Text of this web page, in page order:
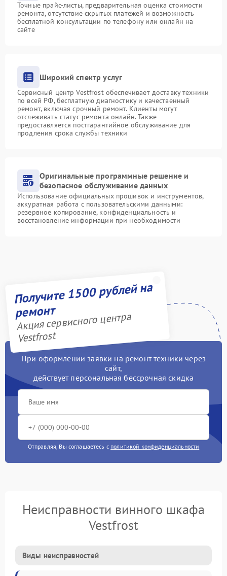
Точные прайс-листы, предварительная оценка стоимости
ремонта, отсутствие скрытых платежей и возможность
бесплатной консультации по телефону или онлайн на
сайте
Широкий спектр услуг
Сервисный центр Vestfrost обеспечивает доставку техники
по всей РФ, бесплатную диагностику и качественный
ремонт, включая срочный ремонт. Клиенты могут
отслеживать статус ремонта онлайн. Также
предоставляется постгарантийное обслуживание для
продления срока службы техники
Оригинальные программные решение и
безопасное обслуживание данных
Использование официальных прошивок и инструментов,
аккуратная работа с пользовательскими данными:
резервное копирование, конфиденциальность и
восстановление информации при необходимости
Получите 1500 рублей на
ремонт
Акция сервисного центра
Vestfrost
При оформлении заявки на ремонт техники через
сайт,
действует персональная бессрочная скидка
Отправляя, Вы соглашаетесь с политикой конфиденциальности
Неисправности винного шкафа
Vestfrost
Виды неисправностей